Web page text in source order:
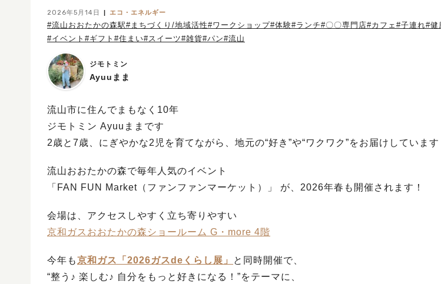
2026年5月14日 エコ・エネルギー
#流山おおたかの森駅#まちづくり/地域活性#ワークショップ#体験#ランチ#〇〇専門店#カフェ #子連れ#健
#イベント #ギフト #住まい#スイーツ#雑貨#パン#流山
ジモトミン
Ayuuまま
流山市に住んでまもなく10年
ジモトミン Ayuuままです
2歳と7歳、にぎやかな2児を育てながら、地元の“好き”や“ワクワク”をお届けしています
流山おおたかの森で毎年人気のイベント
「FAN FUN Market（ファンファンマーケット）」 が、2026年春も開催されます！
会場は、アクセスしやすく立ち寄りやすい
京和ガスおおたかの森ショールーム G・more 4階
今年も京和ガス「2026ガスdeくらし展」
と同時開催で、
“整う♪ 楽しむ♪ 自分をもっと好きになる！”をテーマに、